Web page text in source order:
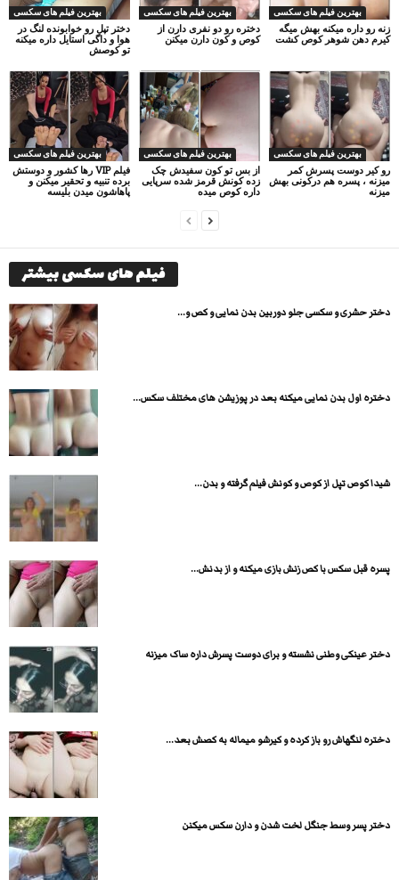
بهترین فیلم های سکسی
دختر تپل رو خوابونده لنگ در
هوا و داگی استایل داره میکنه
تو کوصش
بهترین فیلم های سکسی
دختره رو دو نفری دارن از
کوص و کون دارن میکنن
بهترین فیلم های سکسی
زنه رو داره میکنه بهش میگه
کیرم دهن شوهر کوص کشت
بهترین فیلم های سکسی
فیلم VIP رها کشور و دوستش
برده تنبیه و تحقیر میکنن و
پاهاشون میدن بلیسه
بهترین فیلم های سکسی
از بس تو کون سفیدش چک
زده کونش قرمز شده سرپایی
داره کوص میده
بهترین فیلم های سکسی
رو کیر دوست پسرش کمر
میزنه ، پسره هم درکونی بهش
میزنه
فیلم های سکسی بیشتر
دختر حشری و سکسی جلو دوربین بدن نمایی و کص و...
دختره اول بدن نمایی میکنه بعد در پوزیشن های مختلف سکس...
شیدا کوص تپل از کوص و کونش فیلم گرفته و بدن...
پسره قبل سکس با کص زنش بازی میکنه و از بدنش...
دختر عینکی وطنی نشسته و برای دوست پسرش داره ساک میزنه
دختره لنگهاش رو باز کرده و کیرشو میماله به کصش بعد...
دختر پسر وسط جنگل لخت شدن و دارن سکس میکنن